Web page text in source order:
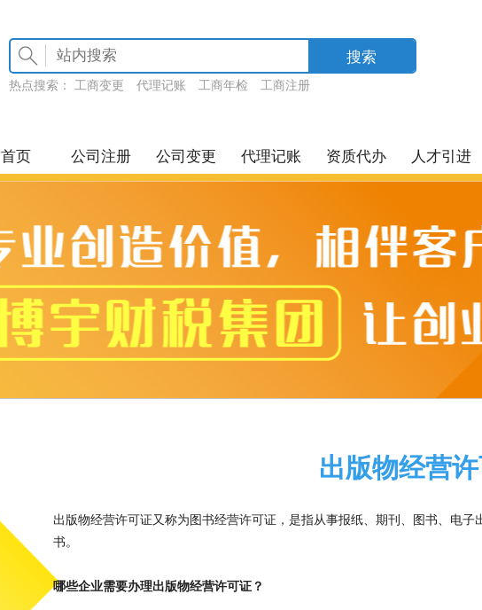
搜索
热点搜索： 工商变更 代理记账 工商年检 工商注册
首页 公司注册 公司变更 代理记账 资质代办 人才引进
出版物经营
出版物经营许可证又称为图书经营许可证，是指从事报纸、期刊、图书、电
书。
哪些企业需要办理出版物经营许可证？